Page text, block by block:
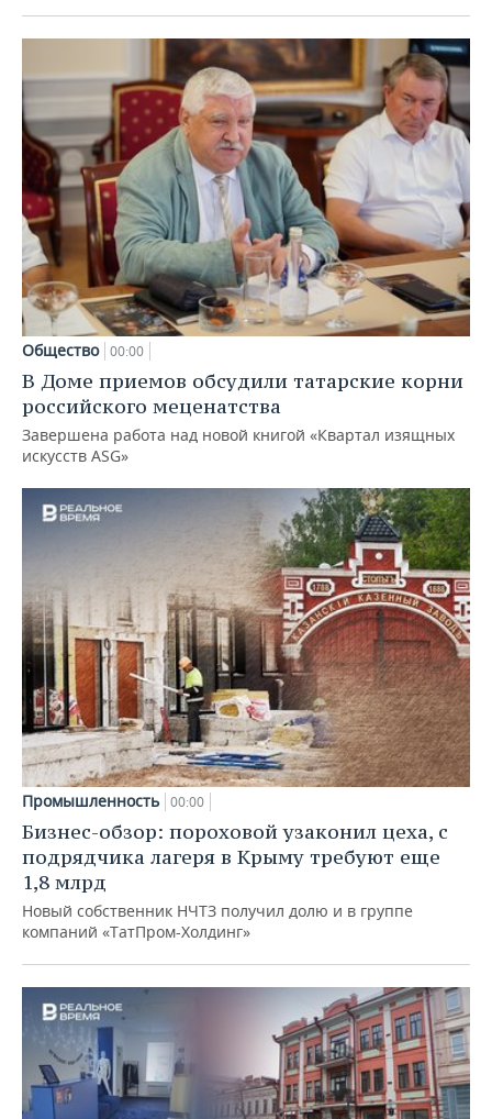
Общество 00:00
В Доме приемов обсудили татарские корни
российского меценатства
Завершена работа над новой книгой «Квартал изящных
искусств ASG»
Промышленность 00:00
Бизнес-обзор: пороховой узаконил цеха, с
подрядчика лагеря в Крыму требуют еще
1,8 млрд
Новый собственник НЧТЗ получил долю и в группе
компаний «ТатПром-Холдинг»